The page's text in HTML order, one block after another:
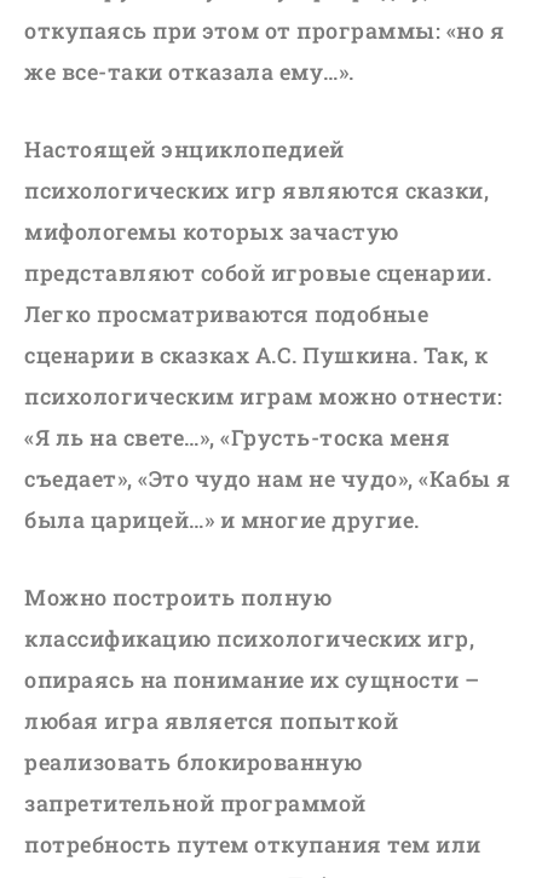
откупаясь при этом от программы: «но я
же все-таки отказала ему…».
Настоящей энциклопедией
психологических игр являются сказки,
мифологемы которых зачастую
представляют собой игровые сценарии.
Легко просматриваются подобные
сценарии в сказках А.С. Пушкина. Так, к
психологическим играм можно отнести:
«Я ль на свете…», «Грусть-тоска меня
съедает», «Это чудо нам не чудо», «Кабы я
была царицей…» и многие другие.
Можно построить полную
классификацию психологических игр,
опираясь на понимание их сущности –
любая игра является попыткой
реализовать блокированную
запретительной программой
потребность путем откупания тем или